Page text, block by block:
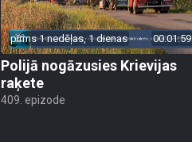
pirms 1 nedēļas, 1 dienas 00:01:59
Polijā nogāzusies Krievijas
raķete
409. epizode